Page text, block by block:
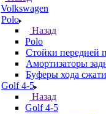
Volkswagen
Polo
Назад
Polo
Стойки передней
Амортизаторы
Буферы хода
Golf 4-5
Назад
Golf 4-5